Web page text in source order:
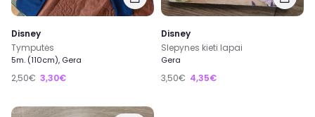
Disney
Tymputės
5m. (110cm), Gera
2,50€ 3,30€
Disney
Slepynes kieti lapai
Gera
3,50€ 4,35€